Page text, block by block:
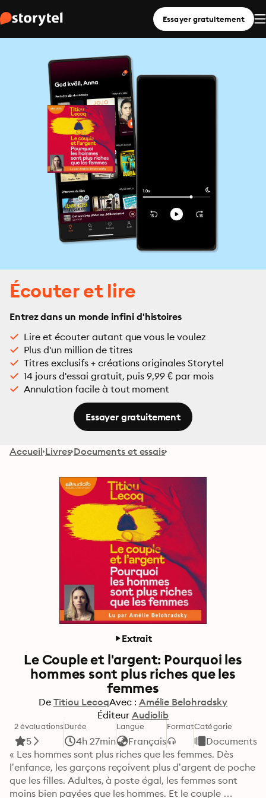
Essayer gratuitement
Écouter et lire
Entrez dans un monde infini d'histoires
Lire et écouter autant que vous le voulez
Plus d'un million de titres
Titres exclusifs + créations originales Storytel
14 jours d'essai gratuit, puis 9,99 € par mois
Annulation facile à tout moment
Essayer gratuitement
Accueil Livres Documents et essais
Extrait
Le Couple et l'argent: Pourquoi les
hommes sont plus riches que les
femmes
De Titiou LecoqAvec : Amélie Belohradsky
Éditeur Audiolib
2 évaluations
5
Durée
4h 27min
Langue
Français
FormatCatégorie
Documents
« Les hommes sont plus riches que les femmes. Dès
l’enfance, les garçons reçoivent plus d’argent de poche
que les filles. Adultes, à poste égal, les femmes sont
moins bien payées que les hommes. Et le couple